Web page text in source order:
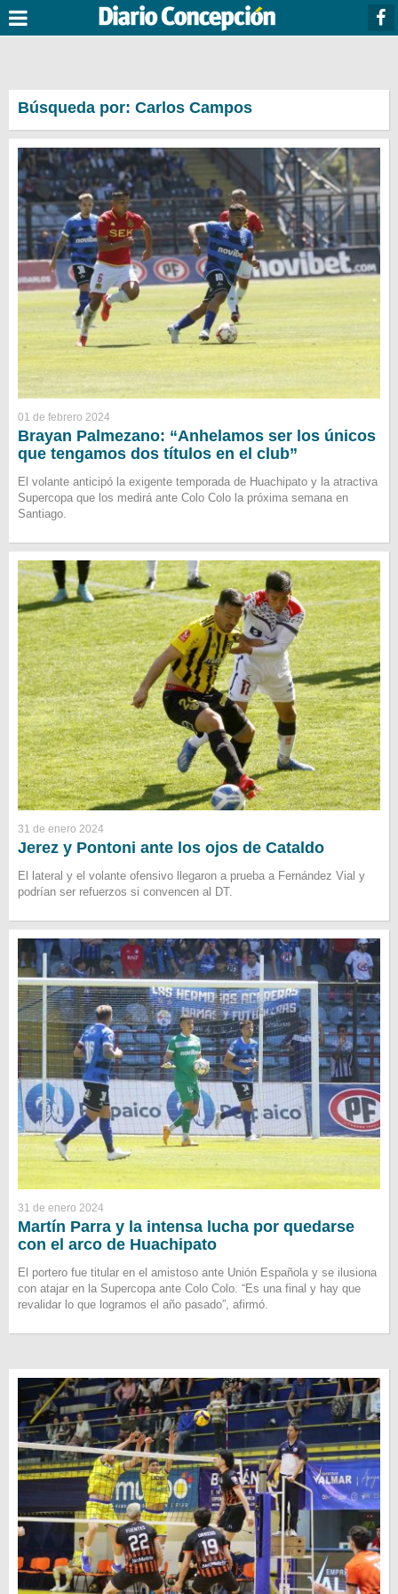
Búsqueda por: Carlos Campos
01 de febrero 2024
Brayan Palmezano: “Anhelamos ser los únicos
que tengamos dos títulos en el club”
El volante anticipó la exigente temporada de Huachipato y la atractiva
Supercopa que los medirá ante Colo Colo la próxima semana en
Santiago.
31 de enero 2024
Jerez y Pontoni ante los ojos de Cataldo
El lateral y el volante ofensivo llegaron a prueba a Fernández Vial y
podrían ser refuerzos si convencen al DT.
31 de enero 2024
Martín Parra y la intensa lucha por quedarse
con el arco de Huachipato
El portero fue titular en el amistoso ante Unión Española y se ilusiona
con atajar en la Supercopa ante Colo Colo. “Es una final y hay que
revalidar lo que logramos el año pasado”, afirmó.